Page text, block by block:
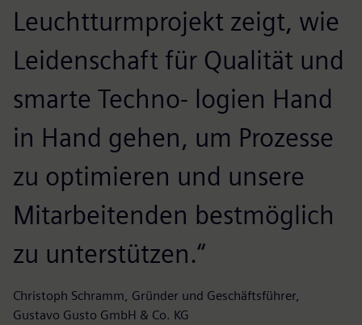
Leuchtturmprojekt zeigt, wie
Leidenschaft für Qualität und
smarte Techno- logien Hand
in Hand gehen, um Prozesse
zu optimieren und unsere
Mitarbeitenden bestmöglich
zu unterstützen.“
Christoph Schramm, Gründer und Geschäftsführer,
Gustavo Gusto GmbH & Co. KG